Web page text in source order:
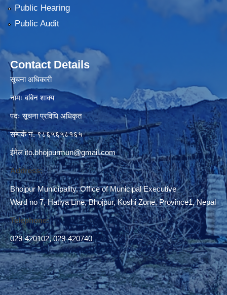
Public Hearing
Public Audit
Contact Details
सूचना अधिकारी
नामः बबिन शाक्य
पदः सूचना प्रविधि अधिकृत
सम्पर्क नं. ९८६५६५८१६५
ईमेलito.bhojpurmun@gmail.com
Address:
Bhojpur Municipality, Office of Municipal Executive
Ward no 7, Hatiya Line, Bhojpur, Koshi Zone, Province1, Nepal
Telephone:
029-420102,029-420740